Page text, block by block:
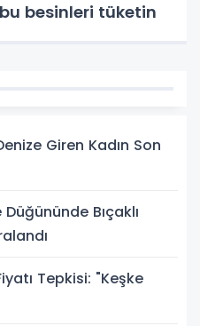
besinleri tüketin
Giren Kadın Son
Bıçaklı
Tepkisi: "Keşke